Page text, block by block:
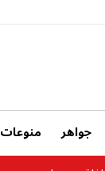
جواهر منوعات